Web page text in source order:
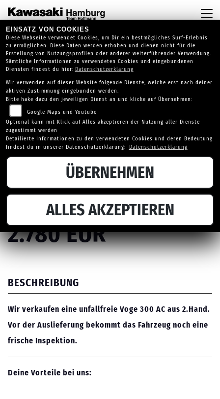
VOGE 300AC
2.780 EUR
BESCHREIBUNG
Wir verkaufen eine unfallfreie Voge 300 AC aus 2.Hand.
Vor der Auslieferung bekommt das Fahrzeug noch eine
frische Inspektion.
Deine Vorteile bei uns:
EINSATZ VON COOKIES
Diese Webseite verwendet Cookies, um Dir ein bestmögliches Surf-Erlebnis
zu ermöglichen. Diese Daten werden erhoben und dienen nicht für die
Erstellung von Nutzungsprofilen oder anderer weiterführender Verwendung.
Sämtliche Informationen zu verwendeten Cookies und eingebundenen
Diensten findest du hier: Datenschutzerklärung
Wir verwenden auf dieser Website folgende Dienste, welche erst nach deiner
aktiven Zustimmung eingebunden werden.
Bitte hake dazu den jeweiligen Dienst an und klicke auf Übernehmen:
Google Maps und Youtube
Optional kann mit Klick auf Alles akzeptieren der Nutzung aller Dienste
zugestimmt werden
Detailierte Informationen zu den verwendeten Cookies und deren Bedeutung
findest du in unserer Datenschutzerklärung:
Datenschutzerklärung
ÜBERNEHMEN
ALLES AKZEPTIEREN